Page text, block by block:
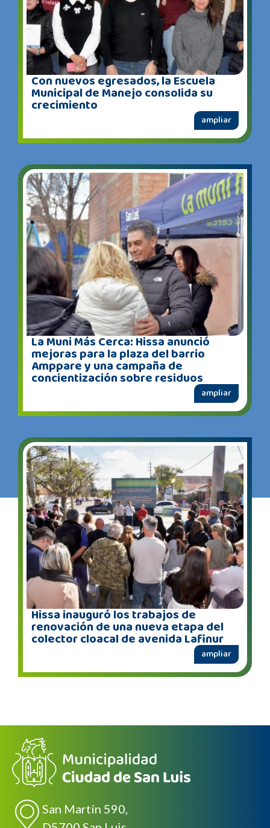
Con nuevos egresados, la Escuela
Municipal de Manejo consolida su
crecimiento
ampliar
La Muni Más Cerca: Hissa anunció
mejoras para la plaza del barrio
Amppare y una campaña de
concientización sobre residuos
ampliar
Hissa inauguró los trabajos de
renovación de una nueva etapa del
colector cloacal de avenida Lafinur
ampliar
San Martín 590,